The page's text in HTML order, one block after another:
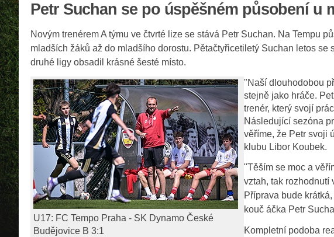
Petr Suchan se po úspěšném působení u
Novým trenérem A týmu ve čtvrté lize se stává Petr Suchan. Na Tempu
mladších žáků až do mladšího dorostu. Pětačtyřicetiletý Suchan letos
druhé ligy obsadil krásné šesté místo.
U17: FC Tempo Praha - SK Dynamo České
Budějovice B 3:1
"Naší dlouhodobou
stejně jako hráče.
trenér, který svojí
Následující sezóna
věříme, že Petr svoji
klubu Libor Koubek.
"Těším se moc a
vztah, tak rozhodnutí
Příprava bude
kouč áčka Petr
Kompletní podoba